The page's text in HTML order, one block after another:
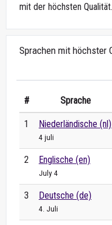
mit der höchsten Qualität.
Sprachen mit höchster
# Sprache
1 Niederländische (nl)
4 juli
2 Englische (en)
July 4
3 Deutsche (de)
4. Juli